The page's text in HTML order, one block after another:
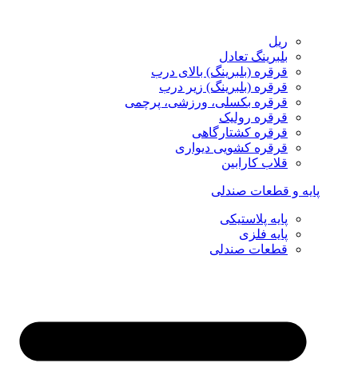
ریل
بلبرینگ تعادل
قرقره (بلبرینگ) بالای درب
قرقره (بلبرینگ) زیر درب
قرقره بکسلی، ورزشی، پرچمی
قرقره رولیک
قرقره کشتارگاهی
قرقره کشویی دیواری
قلاب کارابین
پایه و قطعات صندلی
پایه پلاستیکی
پایه فلزی
قطعات صندلی